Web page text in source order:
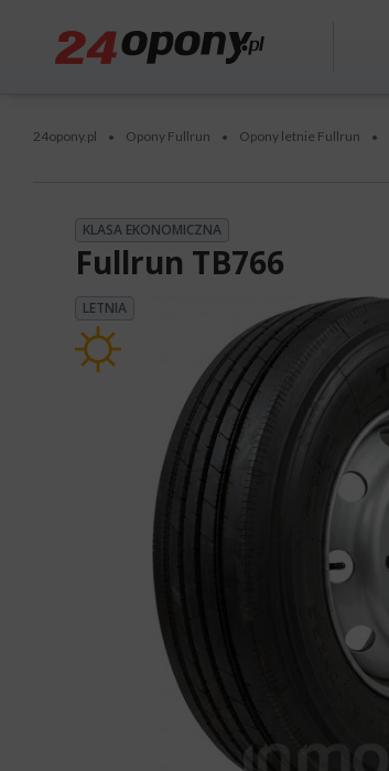
24opony.pl • Opony Fullrun • Opony letnie Fullrun •
KLASA EKONOMICZNA
Fullrun TB766
LETNIA